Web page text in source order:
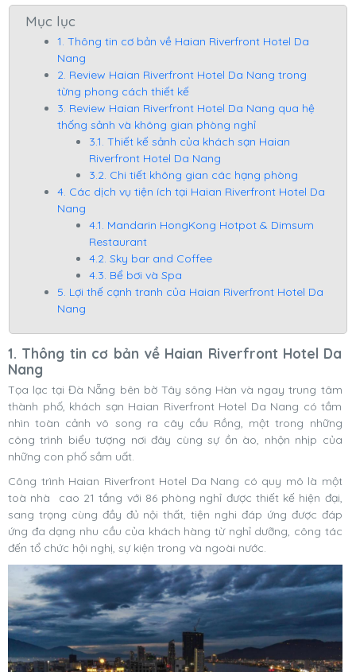
Mục lục
1. Thông tin cơ bản về Haian Riverfront Hotel Da
Nang
2. Review Haian Riverfront Hotel Da Nang trong
từng phong cách thiết kế
3. Review Haian Riverfront Hotel Da Nang qua hệ
thống sảnh và không gian phòng nghỉ
3.1. Thiết kế sảnh của khách sạn Haian
Riverfront Hotel Da Nang
3.2. Chi tiết không gian các hạng phòng
4. Các dịch vụ tiện ích tại Haian Riverfront Hotel Da
Nang
4.1. Mandarin HongKong Hotpot & Dimsum
Restaurant
4.2. Sky bar and Coffee
4.3. Bể bơi và Spa
5. Lợi thế cạnh tranh của Haian Riverfront Hotel Da
Nang
1. Thông tin cơ bản về Haian Riverfront Hotel Da
Nang
Tọa lạc tại Đà Nẵng bên bờ Tây sông Hàn và ngay trung tâm
thành phố, khách sạn Haian Riverfront Hotel Da Nang có tầm
nhìn toàn cảnh vô song ra cây cầu Rồng, một trong những
công trình biểu tượng nơi đây cùng sự ồn ào, nhộn nhịp của
những con phố sầm uất.
Công trình Haian Riverfront Hotel Da Nang có quy mô là một
toà nhà cao 21 tầng với 86 phòng nghỉ được thiết kế hiện đại,
sang trọng cùng đầy đủ nội thất, tiện nghi đáp ứng được đáp
ứng đa dạng nhu cầu của khách hàng từ nghỉ dưỡng, công tác
đến tổ chức hội nghị, sự kiện trong và ngoài nước.